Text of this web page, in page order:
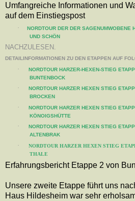
Umfangreiche Informationen und
auf dem Einstiegspost
·
NORDTOUR DER DER SAGENUMWOBENE
UND SCHÖN
NACHZULESEN.
DETAILINFORMATIONEN ZU DEN ETAPPEN AUF
·
NORDTOUR HARZER-HEXEN-STIEG
BUNTENBOCK
·
NORDTOUR HARZER HEXEN STIEG
BROCKEN
·
NORDTOUR HARZER HEXEN STIEG
KÖNOIGSHÜTTE
·
NORDTOUR HARZER HEXEN STIEG
ALTENBRAK
·
NORDTOUR HARZER HEXEN STIEG
THALE
Erfahrungsbericht Etappe 2 von
Unsere zweite Etappe führt uns
Haus Hildesheim war sehr